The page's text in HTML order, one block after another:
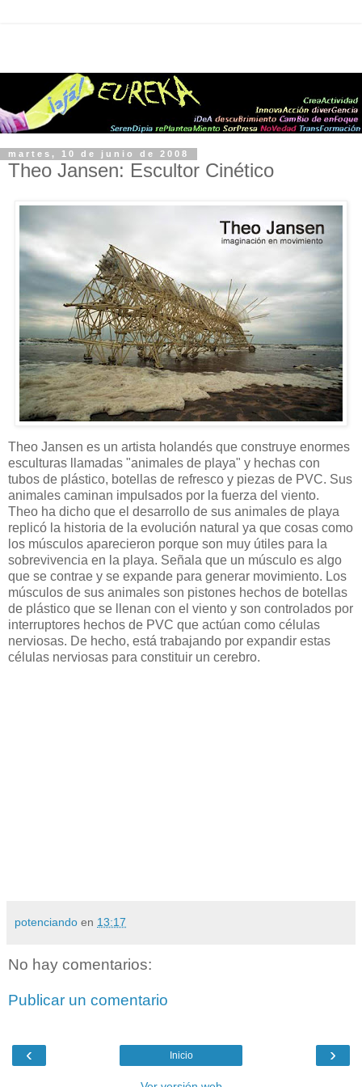
martes, 10 de junio de 2008
Theo Jansen: Escultor Cinético
Theo Jansen es un artista holandés que construye enormes
esculturas llamadas "animales de playa" y hechas con
tubos de plástico, botellas de refresco y piezas de PVC. Sus
animales caminan impulsados por la fuerza del viento.
Theo ha dicho que el desarrollo de sus animales de playa
replicó la historia de la evolución natural ya que cosas como
los músculos aparecieron porque son muy útiles para la
sobrevivencia en la playa. Señala que un músculo es algo
que se contrae y se expande para generar movimiento. Los
músculos de sus animales son pistones hechos de botellas
de plástico que se llenan con el viento y son controlados por
interruptores hechos de PVC que actúan como células
nerviosas. De hecho, está trabajando por expandir estas
células nerviosas para constituir un cerebro.
potenciando en 13:17
No hay comentarios:
Publicar un comentario
‹ ›
Inicio